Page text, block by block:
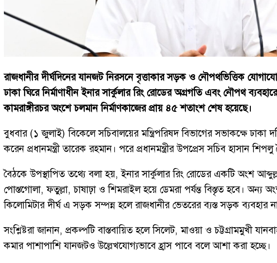
রাজধানীর দীর্ঘদিনের যানজট নিরসনে বৃত্তাকার সড়ক ও নৌপথভিত্তিক
ঢাকা ঘিরে নির্মাণাধীন ইনার সার্কুলার রিং রোডের অগ্রগতি এবং নৌপথ
কামরাঙ্গীরচর অংশে চলমান নির্মাণকাজের প্রায় ৪৫ শতাংশ শেষ হয়েছে।
বুধবার (১ জুলাই) বিকেলে সচিবালয়ের মন্ত্রিপরিষদ বিভাগের সভাকক্ষে
করেন প্রধানমন্ত্রী তারেক রহমান। পরে প্রধানমন্ত্রীর উপপ্রেস সচিব হাসান
বৈঠকে উপস্থাপিত তথ্যে বলা হয়, ইনার সার্কুলার রিং রোডের একটি অংশ
পোস্তগোলা, ফতুল্লা, চাষাঢ়া ও শিমরাইল হয়ে ডেমরা পর্যন্ত বিস্তৃত হবে। অন্য
কিলোমিটার দীর্ঘ এ সড়ক সম্পন্ন হলে রাজধানীর ভেতরের ব্যস্ত সড়ক ব্যবহার
সংশ্লিষ্টরা জানান, প্রকল্পটি বাস্তবায়িত হলে সিলেট, মাওয়া ও
কমার পাশাপাশি যানজটও উল্লেখযোগ্যভাবে হ্রাস পাবে বলে আশা করা হচ্ছে।